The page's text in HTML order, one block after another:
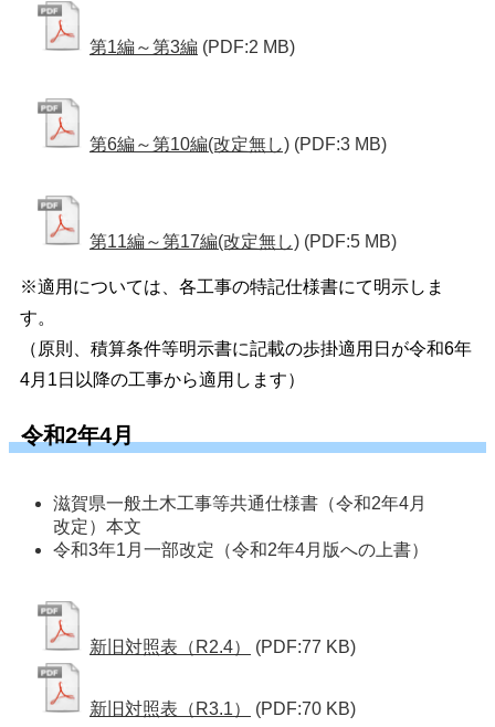
第1編～第3編 (PDF:2 MB)
第6編～第10編(改定無し) (PDF:3 MB)
第11編～第17編(改定無し) (PDF:5 MB)
※適用については、各工事の特記仕様書にて明示しま
す。
（原則、積算条件等明示書に記載の歩掛適用日が令和6年
4月1日以降の工事から適用します）
令和2年4月
滋賀県一般土木工事等共通仕様書（令和2年4月
改定）本文
令和3年1月一部改定（令和2年4月版への上書）
新旧対照表（R2.4） (PDF:77 KB)
新旧対照表（R3.1） (PDF:70 KB)